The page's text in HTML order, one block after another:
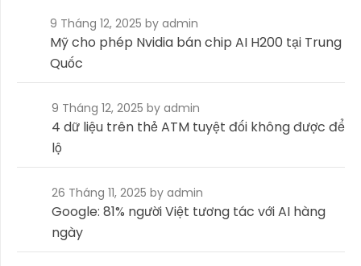
9 Tháng 12, 2025 by admin
Mỹ cho phép Nvidia bán chip AI H200 tại Trung
Quốc
9 Tháng 12, 2025 by admin
4 dữ liệu trên thẻ ATM tuyệt đối không được để
lộ
26 Tháng 11, 2025 by admin
Google: 81% người Việt tương tác với AI hàng
ngày